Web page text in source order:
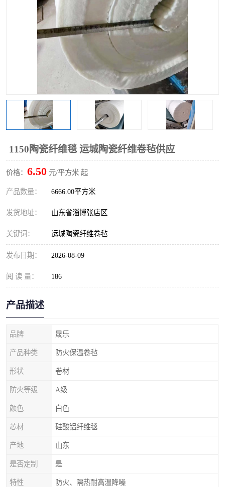
1150陶瓷纤维毯 运城陶瓷纤维卷毡供应
价格： 6.50 元/平方米 起
产品数量： 6666.00平方米
发货地址： 山东省淄博张店区
关键词： 运城陶瓷纤维卷毡
发布日期： 2026-08-09
阅 读 量： 186
产品描述
品牌 晟乐
产品种类 防火保温卷毡
形状 卷材
防火等级 A级
颜色 白色
芯材 硅酸铝纤维毯
产地 山东
是否定制 是
特性 防火、隔热耐高温降噪